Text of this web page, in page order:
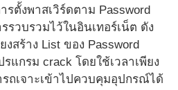
ตั้งพาสเวิร์ดตาม Password
รวบรวมไว้ในอินเทอร์เน็ต ดัง
งสร้าง List ของ Password
แกรม crack โดยใช้เวลาเพียง
ถเจาะเข้าไปควบคุมอุปกรณ์ได้